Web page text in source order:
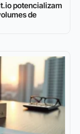
potencializam
de